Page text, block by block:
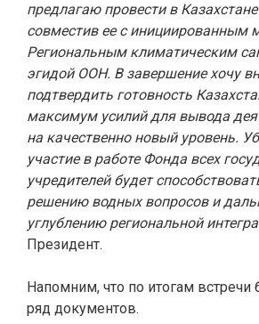
предлагаю провести в
совместив ее с инициированным
Региональным климатическим
эгидой ООН. В завершение хочу
подтвердить готовность
максимум усилий для вывода
на качественно новый уровень.
участие в работе Фонда всех
учредителей будет
решению водных вопросов и
углублению региональной
Президент.
Напомним, что по итогам встречи
ряд документов.